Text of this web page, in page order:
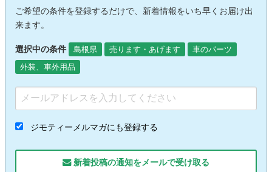
ご希望の条件を登録するだけで、新着情報をいち早くお届け出
来ます。
選択中の条件 島根県 売ります・あげます
車のパーツ
外装、車外用品
ジモティーメルマガにも登録する
新着投稿の通知をメールで受け取る